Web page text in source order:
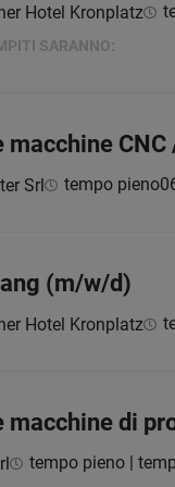
Hotel Kronplatz
SARANNO:
macchine
Srl tempo pieno
(m/w/d)
Hotel Kronplatz
macchine di
tempo pieno |